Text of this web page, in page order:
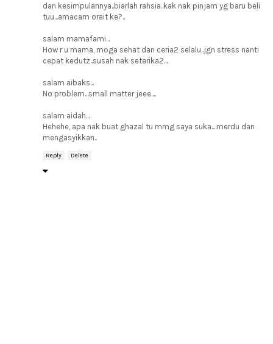
dan kesimpulannya..biarlah rahsia..kak nak pinjam yg baru beli
tuu...amacam orait ke?..
salam mamafami...
How r u mama, moga sehat dan ceria2 selalu..jgn stress nanti
cepat kedutz..susah nak seterika2...
salam aibaks...
No problem...small matter jeee....
salam aidah...
Hehehe, apa nak buat ghazal tu mmg saya suka....merdu dan
mengasyikkan..
Reply Delete